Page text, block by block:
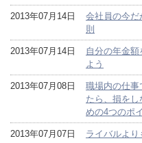
2013年07月14日
会社員の今だ
則
2013年07月14日
自分の年金額
よう
2013年07月08日
職場内の仕事
たら、損を
めの4つのポ
2013年07月07日 ライバルよ